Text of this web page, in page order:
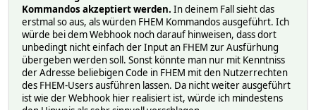
Kommandos akzeptiert werden. In deinem Fall sieht das
erstmal so aus, als würden FHEM Kommandos ausgeführt. Ich
würde bei dem Webhook noch darauf hinweisen, dass dort
unbedingt nicht einfach der Input an FHEM zur Ausfürhung
übergeben werden soll. Sonst könnte man nur mit Kenntniss
der Adresse beliebigen Code in FHEM mit den Nutzerrechten
des FHEM-Users ausführen lassen. Da nicht weiter ausgeführt
ist wie der Webhook hier realisiert ist, würde ich mindestens